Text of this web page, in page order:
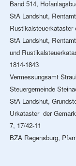
Band 514,
StA Landshut,
StA Landshut,
und
1814-1843
Vermessungsamt
Steuergemeinde
StA Landshut,
Urkataster der
7, 17/42-11
BZA Regensburg,